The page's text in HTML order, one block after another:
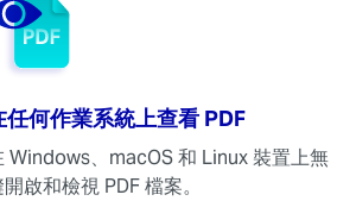
任何作業系統上查看 PDF
Windows、macOS 和 Linux 裝置上無
啟和檢視 PDF 檔案。